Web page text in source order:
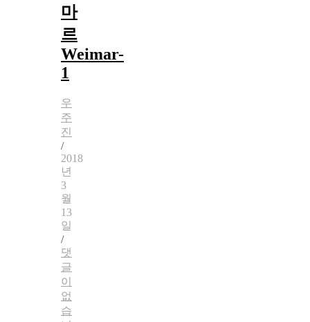
마
르
Weimar-
1
우
주
진
/
2018
년
3
월
13
일
/
댓
글
이
없
습